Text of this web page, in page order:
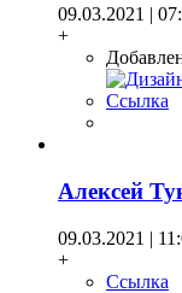
09.03.2021 |
+
Ссылка
Алексей
09.03.2021 |
+
Ссылка